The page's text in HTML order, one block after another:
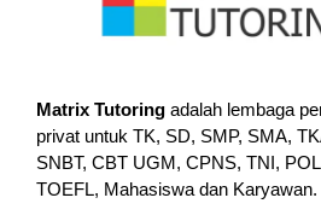
Matrix Tutoring adalah lembaga
privat untuk TK, SD, SMP, SMA,
SNBT, CBT UGM, CPNS, TNI,
TOEFL, Mahasiswa dan Karyawan.